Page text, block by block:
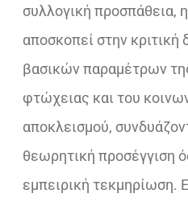
συλλογική προσπάθεια,
αποσκοπεί στην κριτική
βασικών παραμέτρων
φτώχειας και του
αποκλεισμού,
θεωρητική προσέγγιση
εμπειρική τεκμηρίωση.